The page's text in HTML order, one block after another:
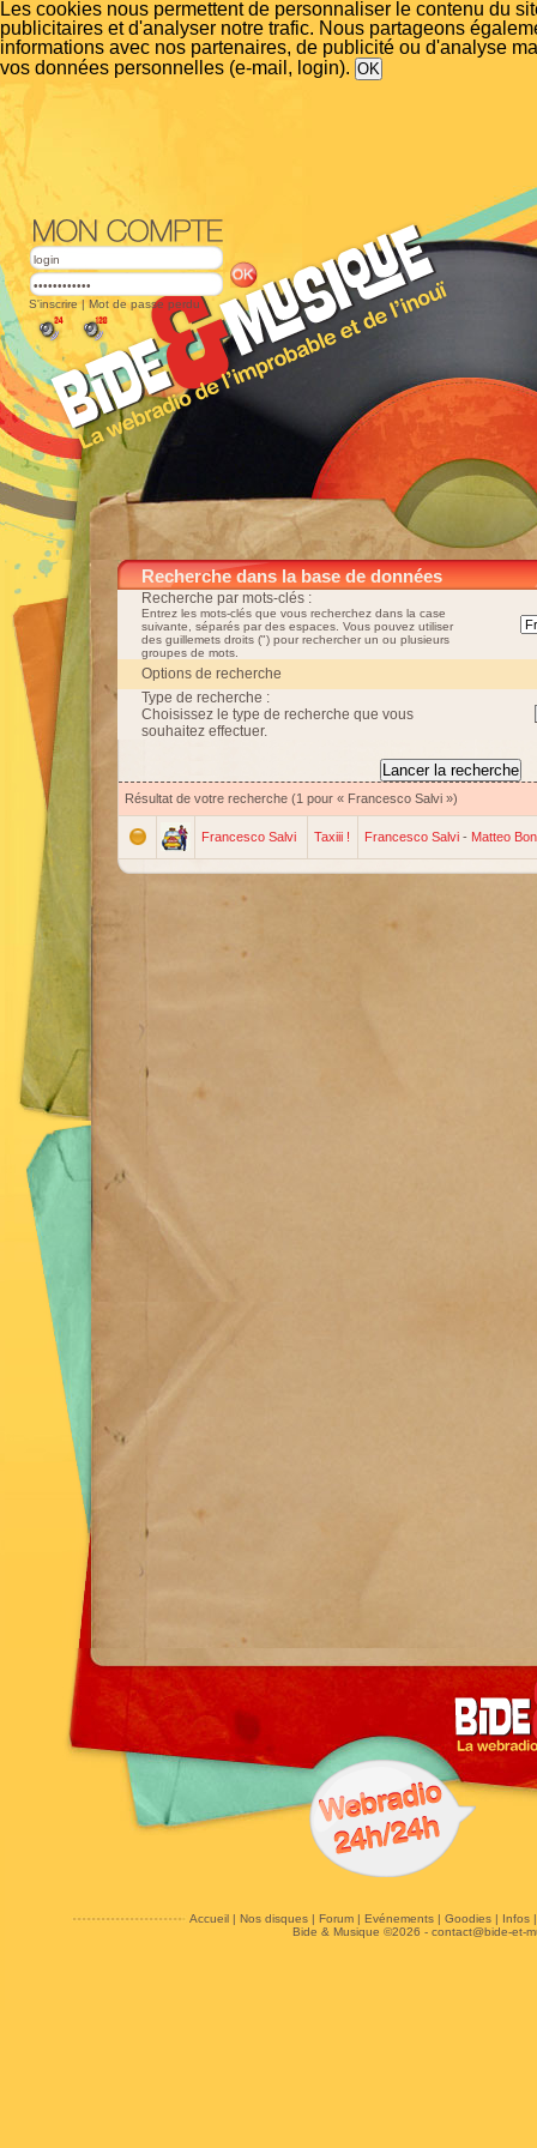
Les cookies nous permettent de personnaliser le contenu du
publicitaires et d'analyser notre trafic. Nous partageons
informations avec nos partenaires, de publicité ou d'analyse
vos données personnelles (e-mail, login).
S'inscrire | Mot de passe perdu
Recherche dans la base de données
Recherche par mots-clés :
Entrez les mots-clés que vous recherchez dans la case
suivante, séparés par des espaces. Vous pouvez utiliser
des guillemets droits (") pour rechercher un ou plusieurs
groupes de mots.
Options de recherche
Type de recherche :
Choisissez le type de recherche que vous
souhaitez effectuer.
Résultat de votre recherche (1 pour « Francesco Salvi »)
Francesco Salvi Taxiii ! Francesco Salvi - Matteo
Accueil| Nos disques| Forum| Evénements| Goodies| Infos
Bide & Musique ©2026 - contact@bide-et-